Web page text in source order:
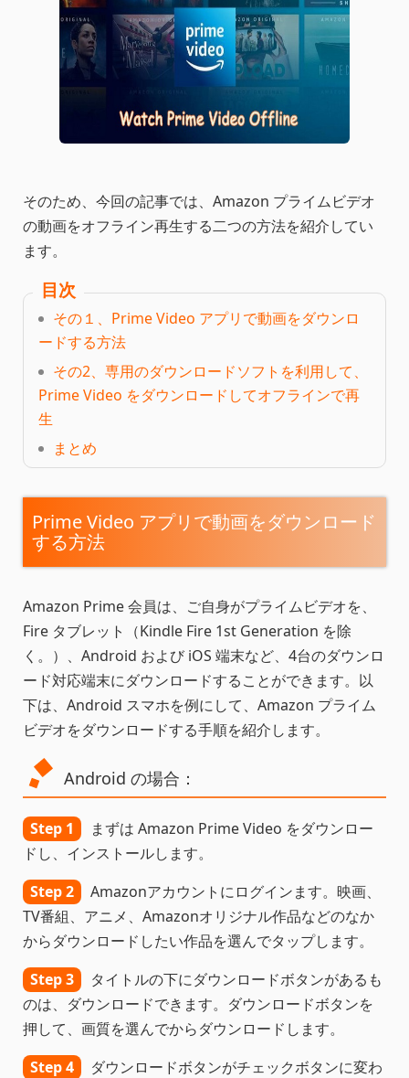
そのため、今回の記事では、Amazon プライムビデオ
の動画をオフライン再生する二つの方法を紹介してい
ます。
目次
その１、Prime Video アプリで動画をダウンロ
ードする方法
その2、専用のダウンロードソフトを利用して、
Prime Video をダウンロードしてオフラインで再
生
まとめ
Prime Video アプリで動画をダウンロード
する方法
Amazon Prime 会員は、ご自身がプライムビデオを、
Fire タブレット（Kindle Fire 1st Generation を除
く。）、Android および iOS 端末など、4台のダウンロ
ード対応端末にダウンロードすることができます。以
下は、Android スマホを例にして、Amazon プライム
ビデオをダウンロードする手順を紹介します。
Android の場合：
Step 1
まずは Amazon Prime Video をダウンロー
ドし、インストールします。
Step 2
Amazonアカウントにログインます。映画、
TV番組、アニメ、Amazonオリジナル作品などのなか
からダウンロードしたい作品を選んでタップします。
Step 3
タイトルの下にダウンロードボタンがあるも
のは、ダウンロードできます。ダウンロードボタンを
押して、画質を選んでからダウンロードします。
Step 4
ダウンロードボタンがチェックボタンに変わ